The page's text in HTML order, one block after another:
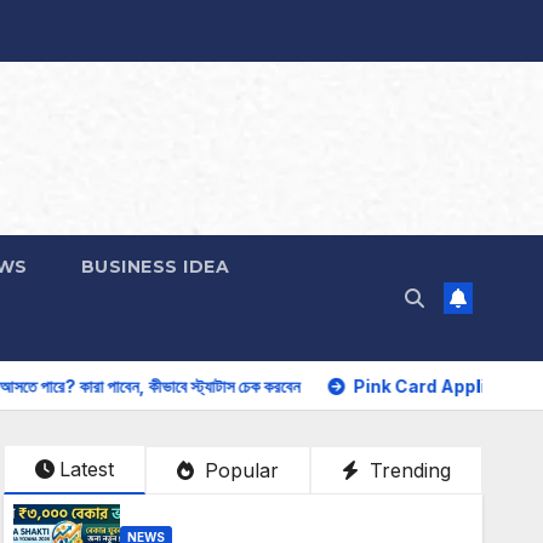
BUSINESS IDEA
স্ট্যাটাস চেক করবেন Pink Card Application: ১ অগাস্ট থেকে সরকারি বাসে ফ্রি
Latest Popular Trending
NEWS